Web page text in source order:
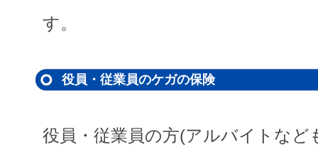
す。
役員・従業員のケガの保険
役員・従業員の方(アルバイトなど